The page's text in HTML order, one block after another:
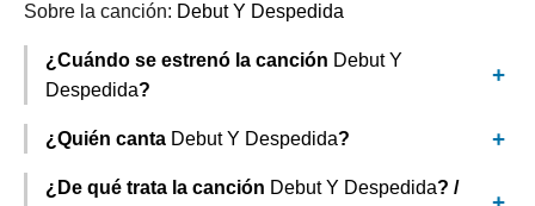
Sobre la canción: Debut Y Despedida
¿Cuándo se estrenó la canción Debut Y
Despedida?
¿Quién canta Debut Y Despedida?
¿De qué trata la canción Debut Y Despedida? /